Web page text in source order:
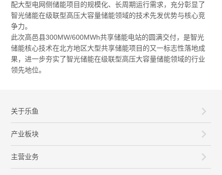
配大型电网侧储能项目的规模化、长周期运行需求，充分彰显了
智光储能在级联型高压大容量储能领域的技术先发优势与核心竞
争力。
此次高邑县300MW/600MWh共享储能电站的圆满交付，是智光
储能核心技术在北方地区大型共享储能项目的又一标志性落地成
果，进一步夯实了智光储能在级联型高压大容量储能领域的行业
领先地位。
关于乐鱼
产业板块
主营业务